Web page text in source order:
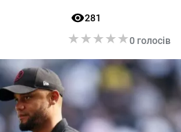
281
★★★★★
★★★★★0 голосів